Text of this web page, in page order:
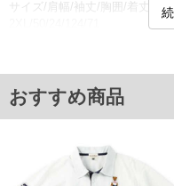
サイズ/肩幅/袖丈/胸囲/着丈
返品交換希望の方は、商品到着後1週
※【ボトムの裾上げをご希望の場合】
裾上げ料金は500円+税となります。
備考欄に股下●cmとご記入下さい。
おすすめ商品